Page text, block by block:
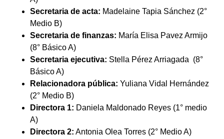
Secretaria de acta: Madelaine Tapia Sánchez (2°
Medio B)
Secretaria de finanzas: María Elisa Pavez Armijo
(8° Básico A)
Secretaria ejecutiva: Stella Pérez Arriagada (8°
Básico A)
Relacionadora pública: Yuliana Vidal Hernández
(2° Medio B)
Directora 1: Daniela Maldonado Reyes (1° medio
A)
Directora 2: Antonia Olea Torres (2° Medio A)